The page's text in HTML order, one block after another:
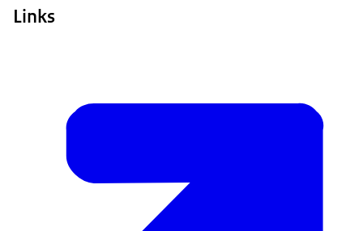
Links